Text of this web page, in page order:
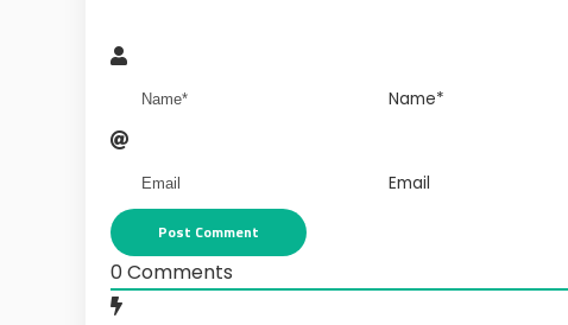
Name*
Email
0Comments